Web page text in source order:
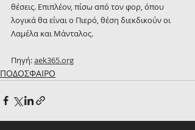
θέσεις. Επιπλέον, πίσω από τον φορ, όπου
λογικά θα είναι ο Πιερό, θέση διεκδικούν οι
Λαμέλα και Μάνταλος.
Πηγή: aek365.org
ΠΟΔΟΣΦΑΙΡΟ